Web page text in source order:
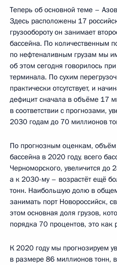
Теперь об основной теме –
Здесь расположены 17
грузообороту он занимает
бассейна. По количественным
по нефтеналивным грузам мы
об этом сегодня говорилось
терминала. По сухим
практически отсутствует, и
дефицит сначала в объёме 17
в соответствии с прогнозами,
2030 годам до 70 миллионов
По прогнозным оценкам, объём
бассейна в 2020 году, всего
Черноморского, увеличится до
а к 2030-му – возрастёт ещё
тонн. Наибольшую долю в
занимать порт Новороссийск,
этом основная доля грузов,
порядка 70 процентов, это как
К 2020 году мы прогнозируем
в размере 86 миллионов тонн, в